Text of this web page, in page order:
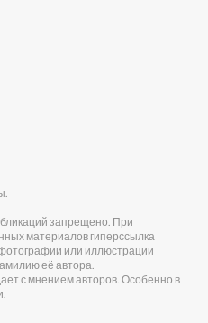
запрещено. При
материалов гиперссылка
или иллюстрации
её автора.
с мнением авторов. Особенно в